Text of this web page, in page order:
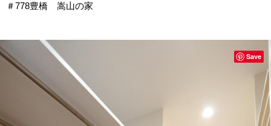
＃778豊橋 嵩山の家
Save